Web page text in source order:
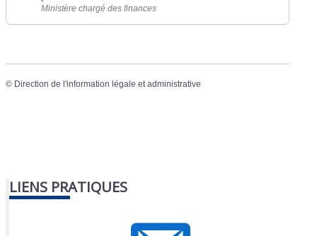
Ministère chargé des finances
© Direction de l'information légale et administrative
LIENS PRATIQUES